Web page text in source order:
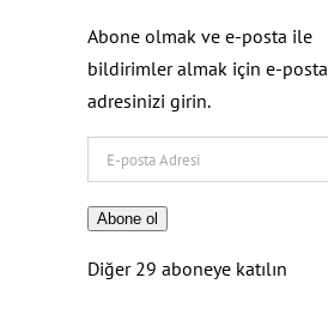
Abone olmak ve e-posta ile
bildirimler almak için e-posta
adresinizi girin.
posta
Adresi
Abone ol
Diğer 29 aboneye katılın